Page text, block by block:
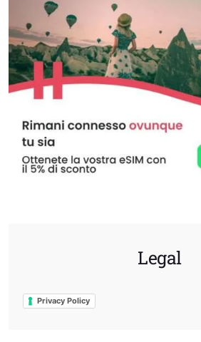
Legal
Privacy Policy